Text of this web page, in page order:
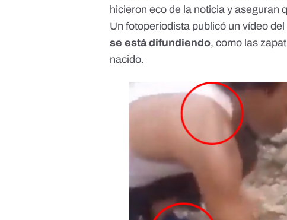
hicieron eco de la noticia y aseguran
Unfotoperiodista publicó un vídeo del
se está difundiendo, como las
nacido.